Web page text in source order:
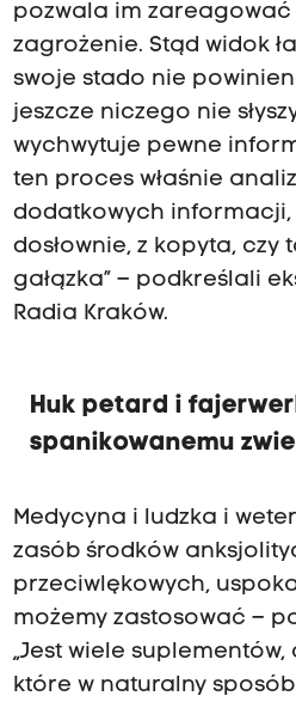
pozwala im
zagrożenie. Stąd widok
swoje stado nie powinien
jeszcze niczego nie
wychwytuje pewne
ten proces właśnie
dodatkowych informacji,
dosłownie, z kopyta, czy
gałązka” – podkreślali
Radia Kraków.
Huk petard i
spanikowanemu
Medycyna i ludzka i
zasób środków
przeciwlękowych,
możemy zastosować –
„Jest wiele
które w naturalny